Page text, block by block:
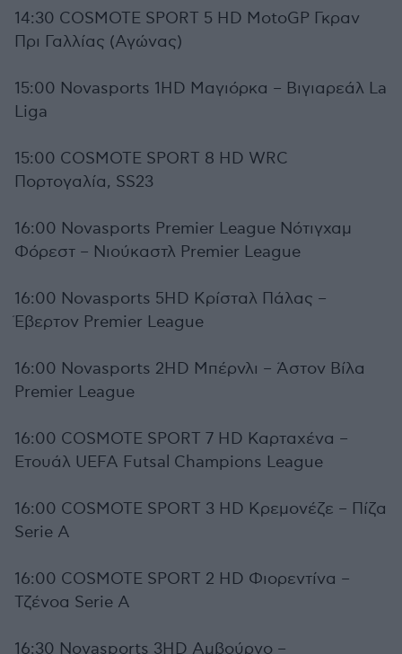
14:30 COSMOTE SPORT 5 HD MotoGP Γκραν
Πρι Γαλλίας (Αγώνας)
15:00 Novasports 1HD Μαγιόρκα – Βιγιαρεάλ La
Liga
15:00 COSMOTE SPORT 8 HD WRC
Πορτογαλία, SS23
16:00 Novasports Premier League Νότιγχαμ
Φόρεστ – Νιούκαστλ Premier League
16:00 Novasports 5HD Κρίσταλ Πάλας –
Έβερτον Premier League
16:00 Novasports 2HD Μπέρνλι – Άστον Βίλα
Premier League
16:00 COSMOTE SPORT 7 HD Καρταχένα –
Ετουάλ UEFA Futsal Champions League
16:00 COSMOTE SPORT 3 HD Κρεμονέζε – Πίζα
Serie A
16:00 COSMOTE SPORT 2 HD Φιορεντίνα –
Τζένοα Serie A
16:30 Novasports 3HD Αμβούργο –